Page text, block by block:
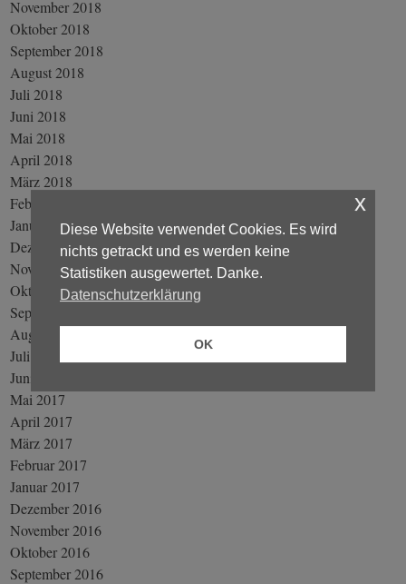
November 2018
Oktober 2018
September 2018
August 2018
Juli 2018
Juni 2018
Mai 2018
April 2018
März 2018
Februar 2018
Januar 2018
Dezember 2017
November 2017
Oktober 2017
September 2017
August 2017
Juli 2017
Juni 2017
Mai 2017
April 2017
März 2017
Februar 2017
Januar 2017
Dezember 2016
November 2016
Oktober 2016
September 2016
Diese Website verwendet Cookies. Es wird
nichts getrackt und es werden keine
Statistiken ausgewertet. Danke.
Datenschutzerklärung
OK
x